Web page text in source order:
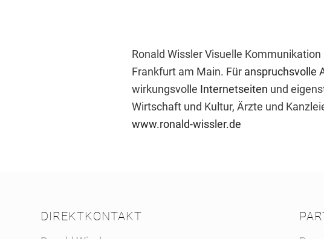
Ronald Wissler Visuelle
Frankfurt am Main. Für anspruchsvolle
wirkungsvolle Internetseiten und
Wirtschaft und Kultur, Ärzte und
www.ronald-wissler.de
DIREKTKONTAKT